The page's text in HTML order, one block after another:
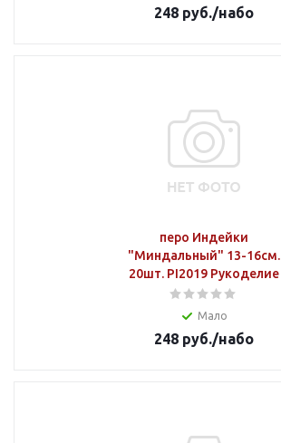
248руб./набо
перо Индейки
"Миндальный" 13-16см.
20шт. PI2019 Рукоделие
Мало
248руб./набо